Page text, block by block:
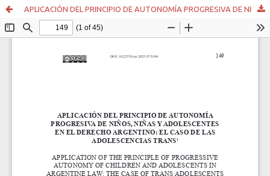
APLICACIÓN DEL PRINCIPIO DE AUTONOMÍA PROGRESIVA DE NIÑOS, NIÑAS Y ADOLESCENTES EN EL DERECHO ARGENTINO: EL CASO DE LAS ADOLESCENCIAS TRANS